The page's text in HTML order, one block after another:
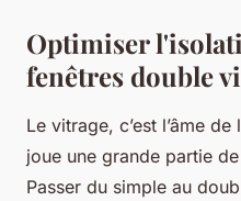
Optimiser
fenêtres double
Le vitrage, c’est l’âme
joue une grande partie
Passer du simple au